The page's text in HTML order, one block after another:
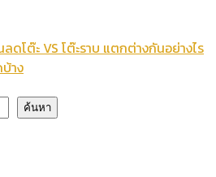
ดโต๊ะ VS โต๊ะราบ แตกต่างกันอย่างไร
าง
ค้นหา